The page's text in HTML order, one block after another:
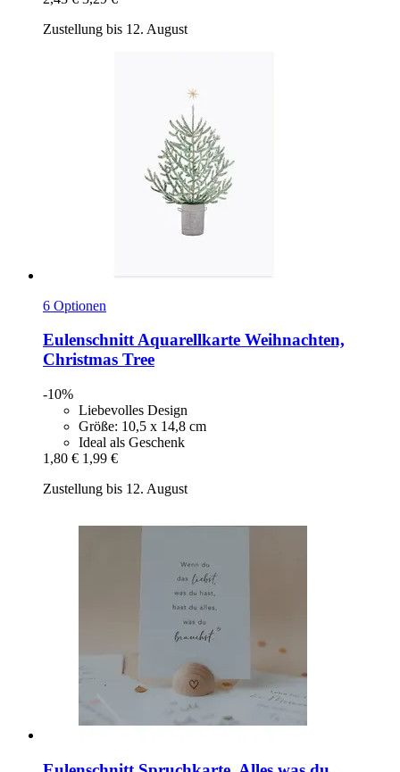
Zustellung bis 12. August
6 Optionen
EulenschnittAquarellkarte Weihnachten,
Christmas Tree
-10%
Liebevolles Design
Größe: 10,5 x 14,8 cm
Ideal als Geschenk
1,80 € 1,99 €
Zustellung bis 12. August